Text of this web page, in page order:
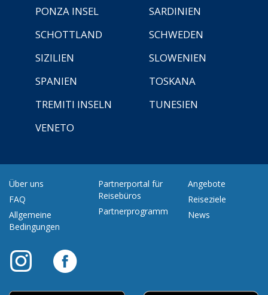
PONZA INSEL
SARDINIEN
SCHOTTLAND
SCHWEDEN
SIZILIEN
SLOWENIEN
SPANIEN
TOSKANA
TREMITI INSELN
TUNESIEN
VENETO
Über uns
FAQ
Allgemeine
Bedingungen
Partnerportal für
Reisebüros
Partnerprogramm
Angebote
Reiseziele
News